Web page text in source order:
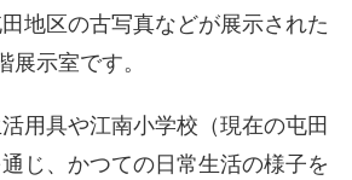
地区の古写真などが展示された
示室です。
用具や江南小学校（現在の屯田
じ、かつての日常生活の様子を